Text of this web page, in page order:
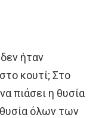
ήταν
κουτί; Στο
πιάσει η θυσία
όλων των